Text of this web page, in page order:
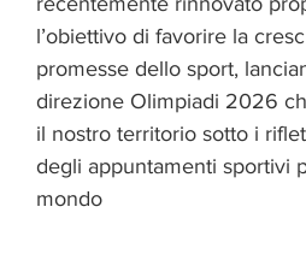
l’obiettivo di favorire la
promesse dello sport,
direzione Olimpiadi 2026
il nostro territorio sotto i
degli appuntamenti sportivi
mondo